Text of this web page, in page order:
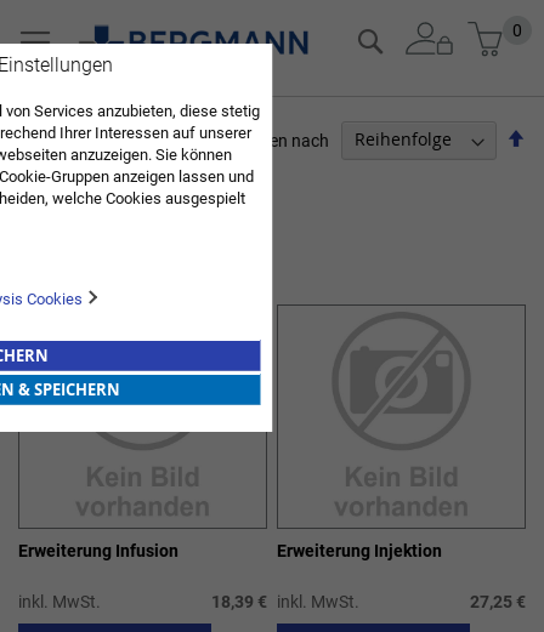
Zum
Inhalt
0
Suche
Sortieren nach
Erweiterung Infusion
inkl. MwSt. 18,39 €
Erweiterung Injektion
inkl. MwSt. 27,25 €
ARZTBEDARF
Services anzubieten, diese stetig
Ihrer Interessen auf unserer
anzuzeigen. Sie können
Gruppen anzeigen lassen und
welche Cookies ausgespielt
Cookies
& SPEICHERN